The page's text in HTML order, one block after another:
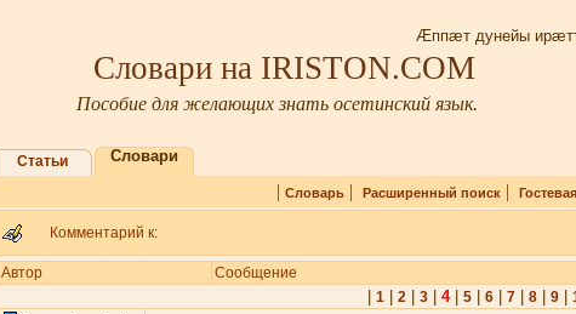
Æппæт дунейы
Словари на IRISTON.COM
Пособие для желающих знать осетинский язык.
Статьи Словари
| Словарь| Расширенный поиск|
Комментарий к:
Автор Сообщение
1| 2| 3| 4| 5| 6| 7| 8| 9|